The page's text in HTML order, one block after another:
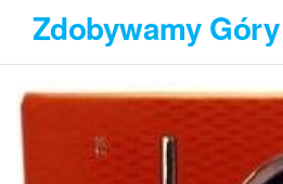
Przejdź
treści
Zdobywamy Góry